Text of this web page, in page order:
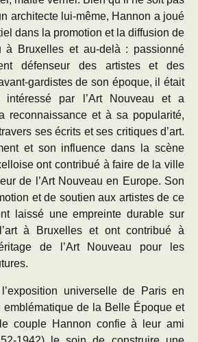
architecte lui-même, Hannon a joué
dans la promotion et la diffusion de
à Bruxelles et au-delà : passionné
défenseur des artistes et des
gardistes de son époque, il était
intéressé par l’Art Nouveau et a
reconnaissance et à sa popularité,
ses écrits et ses critiques d’art.
et son influence dans la scène
ont contribué à faire de la ville
de l’Art Nouveau en Europe. Son
et de soutien aux artistes de ce
laissé une empreinte durable sur
à Bruxelles et ont contribué à
de l’Art Nouveau pour les
universelle de Paris en
emblématique de la Belle Époque et
couple Hannon confie à leur ami